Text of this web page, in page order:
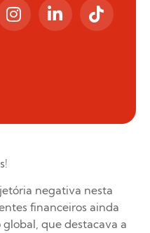
negativa nesta
financeiros ainda
que destacava a